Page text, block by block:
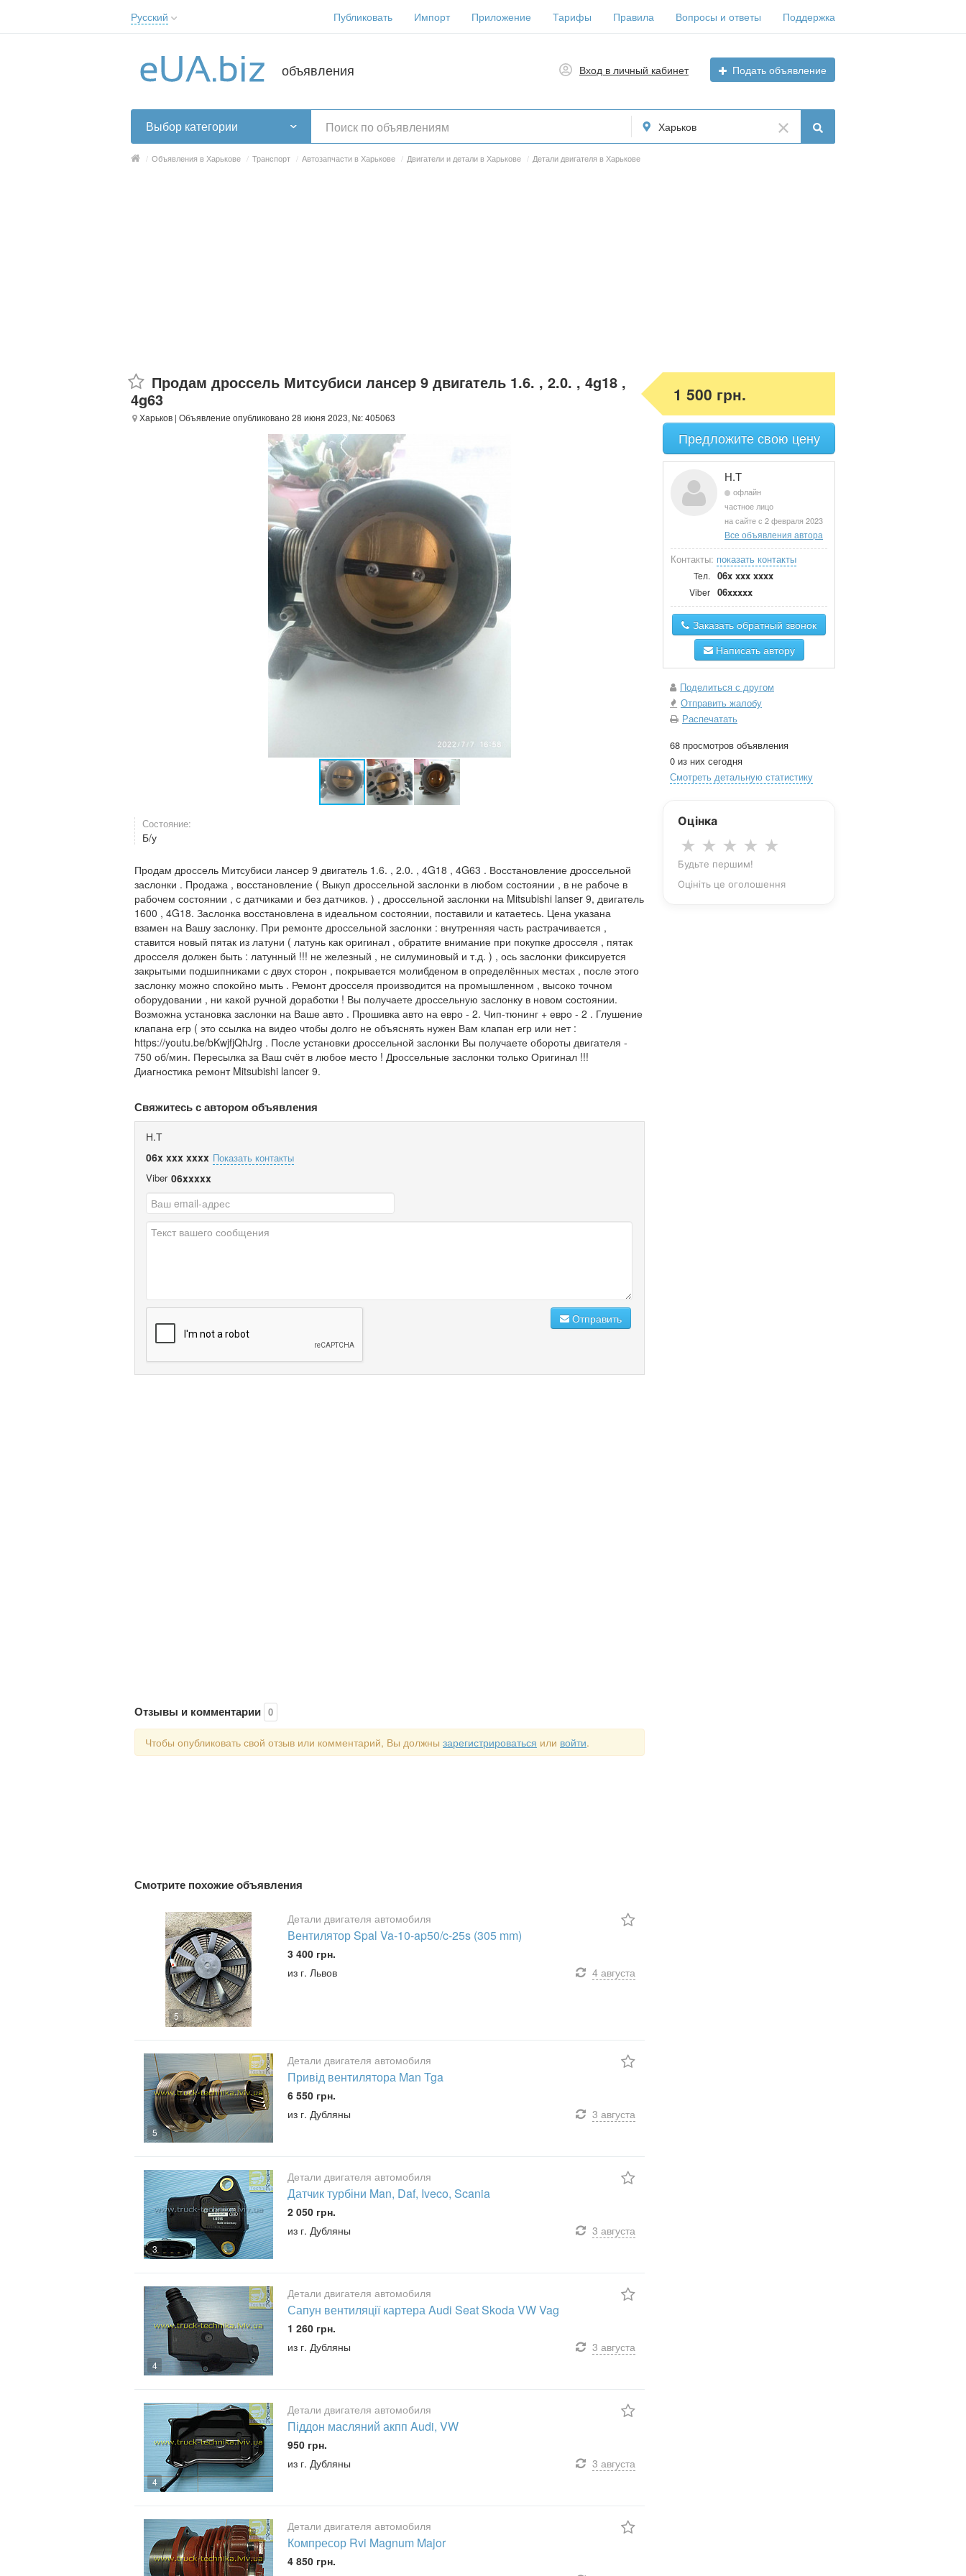
Русский
Українська
Публиковать Импорт Приложение Тарифы Правила Вопросы и ответы Поддержка
объявления Вход в личный кабинет Подать объявление
Выбор категории Харьков
/ Объявления в Харькове / Транспорт / Автозапчасти в Харькове / Двигатели и детали в Харькове / Детали двигателя в Харькове
Продам дроссель Митсубиси лансер 9 двигатель 1.6. , 2.0. , 4g18 ,
4g63
Харьков | Объявление опубликовано 28 июня 2023, №: 405063
Состояние:
Б/у
Продам дроссель Митсубиси лансер 9 двигатель 1.6. , 2.0. , 4G18 , 4G63 . Восстановление дроссельной
заслонки . Продажа , восстановление ( Выкуп дроссельной заслонки в любом состоянии , в не рабоче в
рабочем состоянии , с датчиками и без датчиков. ) , дроссельной заслонки на Mitsubishi lanser 9, двигатель
1600 , 4G18. Заслонка восстановлена в идеальном состоянии, поставили и катаетесь. Цена указана
взамен на Вашу заслонку. При ремонте дроссельной заслонки : внутренняя часть растрачивается ,
ставится новый пятак из латуни ( латунь как оригинал , обратите внимание при покупке дросселя , пятак
дросселя должен быть : латунный !!! не железный , не силуминовый и т.д. ) , ось заслонки фиксируется
закрытыми подшипниками с двух сторон , покрывается молибденом в определённых местах , после этого
заслонку можно спокойно мыть . Ремонт дросселя производится на промышленном , высоко точном
оборудовании , ни какой ручной доработки ! Вы получаете дроссельную заслонку в новом состоянии.
Возможна установка заслонки на Ваше авто . Прошивка авто на евро - 2. Чип-тюнинг + евро - 2 . Глушение
клапана егр ( это ссылка на видео чтобы долго не объяснять нужен Вам клапан егр или нет :
https://youtu.be/bKwjfjQhJrg . После установки дроссельной заслонки Вы получаете обороты двигателя -
750 об/мин. Пересылка за Ваш счёт в любое место ! Дроссельные заслонки только Оригинал !!!
Диагностика ремонт Mitsubishi lancer 9.
Свяжитесь с автором объявления
Н.Т
06x xxx xxxx Показать контакты
Viber 06xxxxx
Отправить
Отзывы и комментарии 0
Чтобы опубликовать свой отзыв или комментарий, Вы должны зарегистрироваться или войти.
Смотрите похожие объявления
5
Детали двигателя автомобиля
Вентилятор Spal Va-10-ap50/c-25s (305 mm)
3 400 грн.
из г. Львов
4 августа
5
Детали двигателя автомобиля
Привід вентилятора Man Tga
6 550 грн.
из г. Дубляны
3 августа
3
Детали двигателя автомобиля
Датчик турбіни Man, Daf, Iveco, Scania
2 050 грн.
из г. Дубляны
3 августа
4
Детали двигателя автомобиля
Сапун вентиляції картера Audi Seat Skoda VW Vag
1 260 грн.
из г. Дубляны
3 августа
4
Детали двигателя автомобиля
Піддон масляний акпп Audi, VW
950 грн.
из г. Дубляны
3 августа
Детали двигателя автомобиля
Компресор Rvi Magnum Major
4 850 грн.
1 500 грн.
Предложите свою цену
Н.Т
офлайн
частное лицо
на сайте с 2 февраля 2023
Все объявления автора
Контакты: показать контакты
Тел. 06x xxx xxxx
Viber 06xxxxx
Заказать обратный звонок
Написать автору
Поделиться с другом
Отправить жалобу
Распечатать
68 просмотров объявления
0 из них сегодня
Смотреть детальную статистику
Оцінка
★ ★ ★ ★ ★
Будьте першим!
Оцініть це оголошення